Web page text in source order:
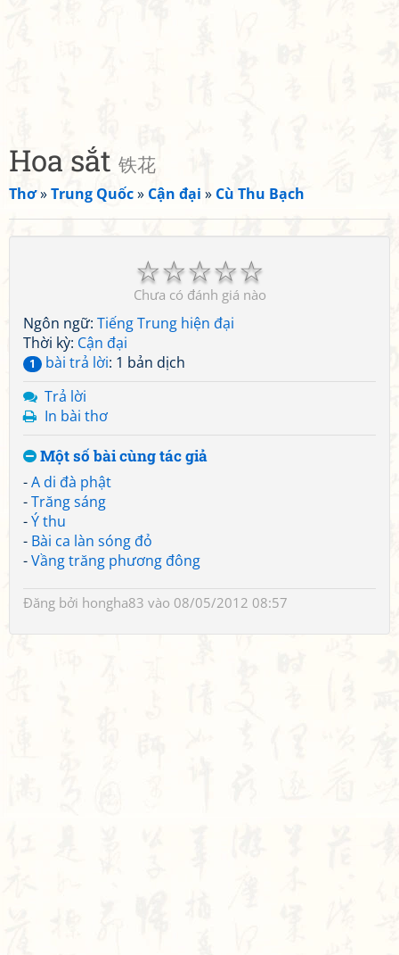
Hoa sắt 铁花
Thơ»Trung Quốc» Cận đại » Cù Thu Bạch
☆
☆
☆
☆
☆
Chưa có đánh giá nào
Ngôn ngữ: Tiếng Trung hiện đại
Thời kỳ: Cận đại
1 bài trả lời: 1 bản dịch
Trả lời
In bài thơ
Một số bài cùng tác giả
-A di đà phật
-Trăng sáng
-Ý thu
- Bài ca làn sóng đỏ
-Vầng trăng phương đông
Đăng bởi hongha83 vào 08/05/2012 08:57